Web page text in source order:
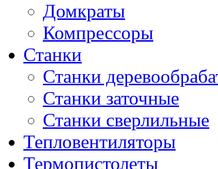
Домкраты
Компрессоры
Станки
Станки
Станки заточные
Станки сверлильные
Тепловентиляторы
Термопистолеты